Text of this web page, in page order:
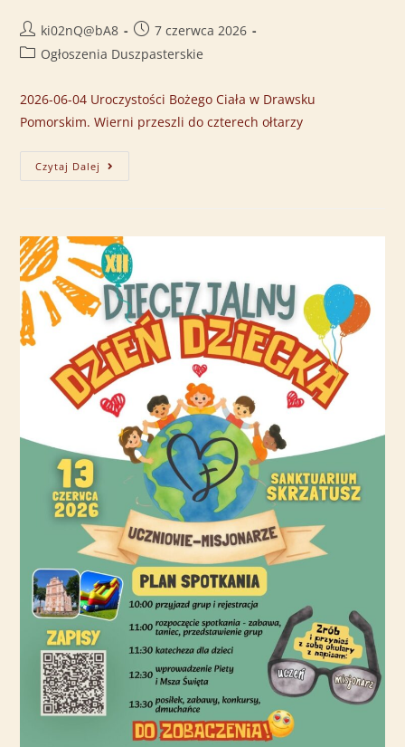
ki02nQ@bA8
7 czerwca 2026
Ogłoszenia Duszpasterskie
2026-06-04 Uroczystości Bożego Ciała w Drawsku
Pomorskim. Wierni przeszli do czterech ołtarzy
Czytaj Dalej